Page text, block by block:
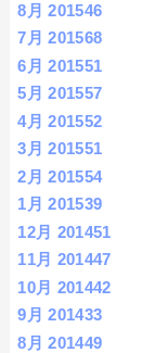
8月 201546
7月 201568
6月 201551
5月 201557
4月 201552
3月 201551
2月 201554
1月 201539
12月 201451
11月 201447
10月 201442
9月 201433
8月 201449